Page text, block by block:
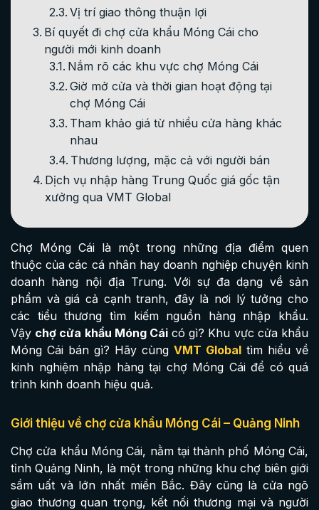
Vị trí giao thông thuận lợi
Bí quyết đi chợ cửa khẩu Móng Cái cho
người mới kinh doanh
Nắm rõ các khu vực chợ Móng Cái
Giờ mở cửa và thời gian hoạt động tại
chợ Móng Cái
Tham khảo giá từ nhiều cửa hàng khác
nhau
Thương lượng, mặc cả với người bán
Dịch vụ nhập hàng Trung Quốc giá gốc tận
xưởng qua VMT Global
Chợ Móng Cái là một trong những địa điểm quen
thuộc của các cá nhân hay doanh nghiệp chuyện kinh
doanh hàng nội địa Trung. Với sự đa dạng về sản
phẩm và giá cả cạnh tranh, đây là nơi lý tưởng cho
các tiểu thương tìm kiếm nguồn hàng nhập khẩu.
Vậy chợ cửa khẩu Móng Cáicó gì? Khu vực cửa khẩu
Móng Cái bán gì? Hãy cùng VMT Global tìm hiểu về
kinh nghiệm nhập hàng tại chợ Móng Cái để có quá
trình kinh doanh hiệu quả.
Giới thiệu về chợ cửa khẩu Móng Cái – Quảng Ninh
Chợ cửa khẩu Móng Cái, nằm tại thành phố Móng Cái,
tỉnh Quảng Ninh, là một trong những khu chợ biên giới
sầm uất và lớn nhất miền Bắc. Đây cũng là cửa ngõ
giao thương quan trọng, kết nối thương mại và người